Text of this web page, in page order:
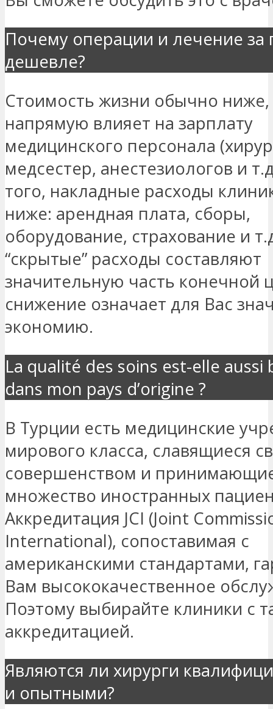
Почему операции и лечение за
дешевле?
Стоимость жизни обычно ниже,
напрямую влияет на зарплату
медицинского персонала
медсестер, анестезиологов и
того, накладные расходы
ниже: арендная плата, сборы,
оборудование, страхование и
“скрытые” расходы составляют
значительную часть конечной
снижение означает для Вас
экономию.
La qualité des soins est-elle aussi
dans mon pays d’origine ?
В Турции есть медицинские
мирового класса, славящиеся
совершенством и
множество иностранных
Аккредитация JCI (Joint
International), сопоставимая с
американскими стандартами,
Вам высококачественное
Поэтому выбирайте клиники с
аккредитацией.
Являются ли хирурги
и опытными?